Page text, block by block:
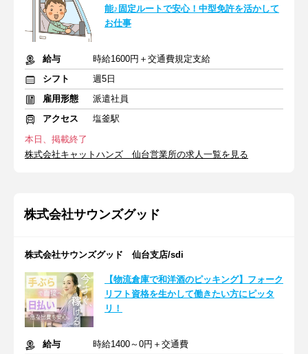
能♪固定ルートで安心！中型免許を活かして
お仕事
給与
時給1600円＋交通費規定支給
シフト
週5日
雇用形態
派遣社員
アクセス
塩釜駅
本日、掲載終了
株式会社キャットハンズ 仙台営業所の求人一覧を見る
株式会社サウンズグッド
株式会社サウンズグッド 仙台支店/sdi
【物流倉庫で和洋酒のピッキング】フォーク
リフト資格を生かして働きたい方にピッタ
リ！
給与
時給1400～0円＋交通費